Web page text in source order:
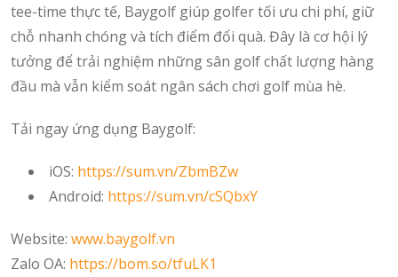
tee-time thực tế, Baygolf giúp golfer tối ưu chi phí, giữ
chỗ nhanh chóng và tích điểm đổi quà. Đây là cơ hội lý
tưởng để trải nghiệm những sân golf chất lượng hàng
đầu mà vẫn kiểm soát ngân sách chơi golf mùa hè.
Tải ngay ứng dụng Baygolf:
iOS: https://sum.vn/ZbmBZw
Android: https://sum.vn/cSQbxY
Website: www.baygolf.vn
Zalo OA: https://bom.so/tfuLK1